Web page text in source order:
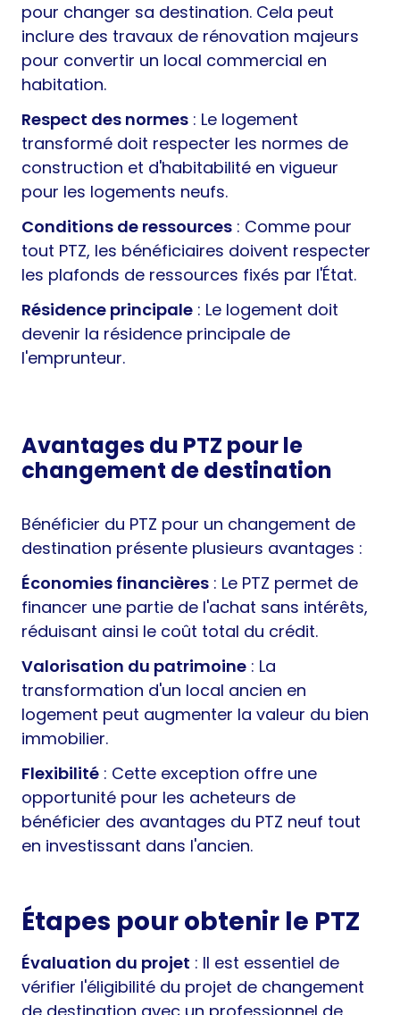
pour changer sa destination. Cela peut
inclure des travaux de rénovation majeurs
pour convertir un local commercial en
habitation.
Respect des normes : Le logement
transformé doit respecter les normes de
construction et d'habitabilité en vigueur
pour les logements neufs.
Conditions de ressources : Comme pour
tout PTZ, les bénéficiaires doivent respecter
les plafonds de ressources fixés par l'État.
Résidence principale : Le logement doit
devenir la résidence principale de
l'emprunteur.
Avantages du PTZ pour le
changement de destination
Bénéficier du PTZ pour un changement de
destination présente plusieurs avantages :
Économies financières : Le PTZ permet de
financer une partie de l'achat sans intérêts,
réduisant ainsi le coût total du crédit.
Valorisation du patrimoine : La
transformation d'un local ancien en
logement peut augmenter la valeur du bien
immobilier.
Flexibilité : Cette exception offre une
opportunité pour les acheteurs de
bénéficier des avantages du PTZ neuf tout
en investissant dans l'ancien.
Étapes pour obtenir le PTZ
Évaluation du projet : Il est essentiel de
vérifier l'éligibilité du projet de changement